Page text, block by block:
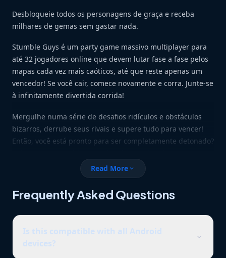
Desbloqueie todos os personagens de graça e receba
milhares de gemas sem gastar nada.
Stumble Guys é um party game massivo multiplayer para
até 32 jogadores online que devem lutar fase a fase pelos
mapas cada vez mais caóticos, até que reste apenas um
vencedor! Se você cair, comece novamente e corra. Junte-se
à infinitamente divertida corrida!
Mergulhe numa série de desafios ridículos e obstáculos
bizarros, derrube seus rivais e supere tudo para vencer!
Então, você está pronto para ser completamente detonado?
faça parte dessa loucura final. Também convide seus
parças e vença-os todos!
Recursos Divertidos
• Corra & Empurre & Deslize pelos oponentes
• Desvie dos obstáculos
• Jogue Battle Royale online contra jogadores reais
• Design colorido e maluco
Read Moreexpand_more
Frequently Asked Questions
Is this compatible with all Android
devices?
expand_more